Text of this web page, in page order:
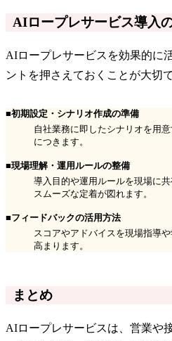
AIロープレサービス導入
AIロープレサービスを効果的に
ントを押さえておくことが大切で
■初期設定・シナリオ作成の準備
自社業務に即したシナリオを用
につきます。
■現場理解・運用ルールの整備
導入目的や運用ルールを現場に
スムーズな定着が図れます。
■フィードバックの活用方法
スコアやアドバイスを現場指導
高まります。
まとめ
AIロープレサービスは、営業や